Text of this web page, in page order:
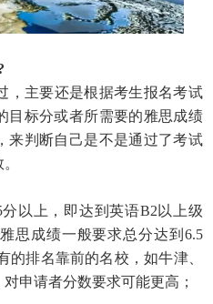
，主要还是根据考生报名考试
目标分或者所需要的雅思成绩
来判断自己是不是通过了考试
以上，即达到英语B2以上级
思成绩一般要求总分达到6.5
的排名靠前的名校，如牛津、
申请者分数要求可能更高；